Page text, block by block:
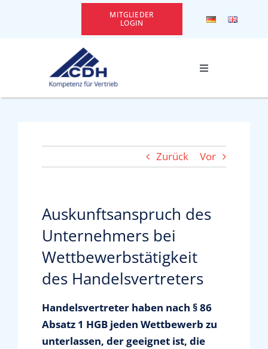
MITGLIEDER
LOGIN
Toggle
CDH Kennenlernen
Services
Events
Informationen für Vertriebsunternehmer
Zurück Vor
Auskunftsanspruch des
Unternehmers bei
Wettbewerbstätigkeit
des Handelsvertreters
Handelsvertreter haben nach § 86
Absatz 1 HGB jeden Wettbewerb zu
unterlassen, der geeignet ist, die